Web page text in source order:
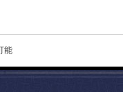
能